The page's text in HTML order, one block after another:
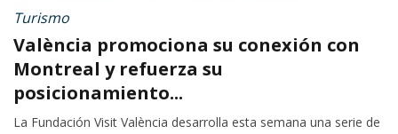
Turismo
València promociona su conexión con
Montreal y refuerza su
posicionamiento...
La Fundación Visit València desarrolla esta semana una serie de